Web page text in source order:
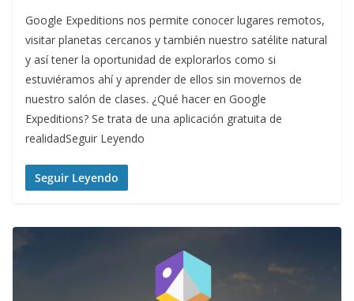
Google Expeditions nos permite conocer lugares remotos,
visitar planetas cercanos y también nuestro satélite natural
y así tener la oportunidad de explorarlos como si
estuviéramos ahí y aprender de ellos sin movernos de
nuestro salón de clases. ¿Qué hacer en Google
Expeditions? Se trata de una aplicación gratuita de
realidadSeguir Leyendo
Seguir Leyendo